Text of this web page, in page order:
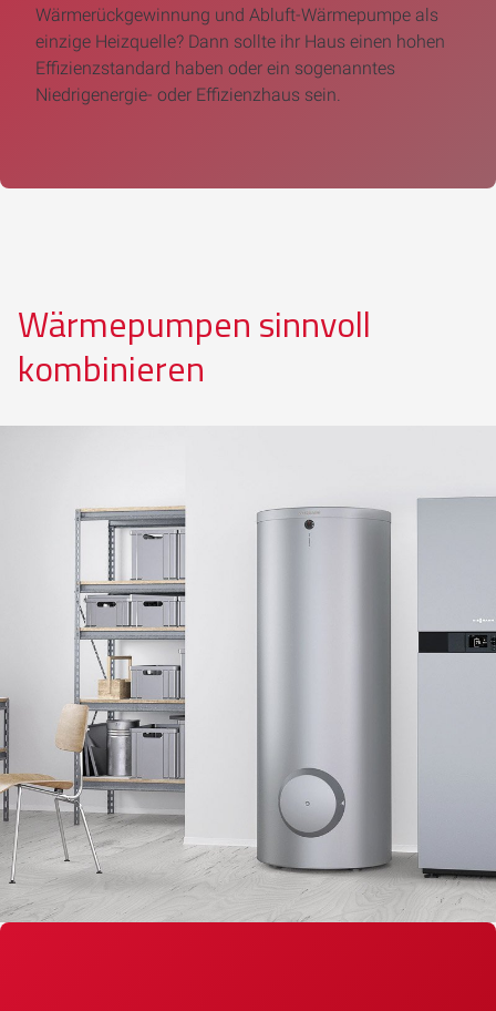
Wärmerückgewinnung und Abluft-Wärmepumpe als
einzige Heizquelle? Dann sollte ihr Haus einen hohen
Effizienzstandard haben oder ein sogenanntes
Niedrigenergie- oder Effizienzhaus sein.
Wärmepumpen sinnvoll
kombinieren